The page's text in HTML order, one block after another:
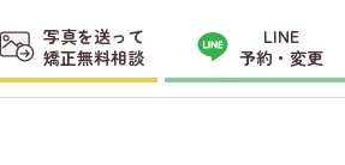
写真を送って
矯正無料相談
LINE
予約・変更